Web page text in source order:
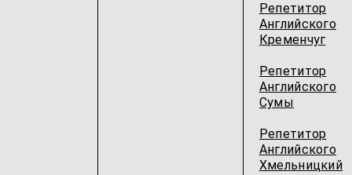
Репетитор
Английского
Кременчуг
Репетитор
Английского
Сумы
Репетитор
Английского
Хмельницкий